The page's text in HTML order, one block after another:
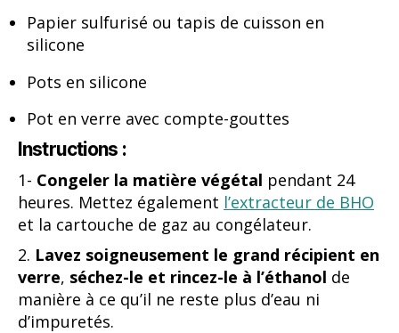
Papier sulfurisé ou tapis de cuisson en
silicone
Pots en silicone
Pot en verre avec compte-gouttes
Instructions :
1- Congeler la matière végétal pendant 24
heures. Mettez également l’extracteur de BHO
et la cartouche de gaz au congélateur.
2. Lavez soigneusement le grand récipient en
verre, séchez-le et rincez-le à l’éthanol de
manière à ce qu’il ne reste plus d’eau ni
d’impuretés.